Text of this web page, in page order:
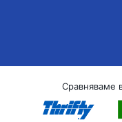
Сравняваме